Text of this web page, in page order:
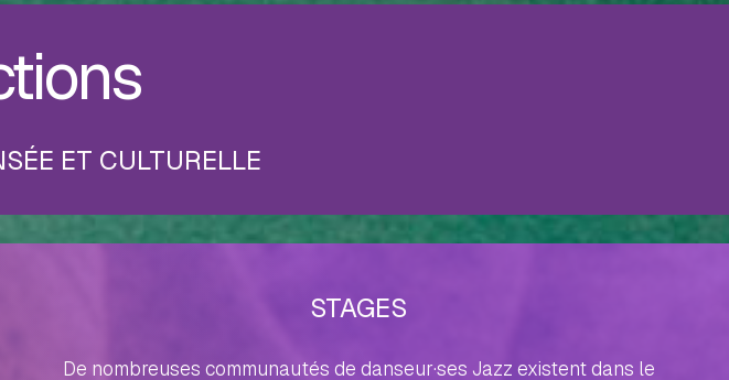
ET CULTURELLE
STAGES
De nombreuses communautés de danseur·ses Jazz existent dans le